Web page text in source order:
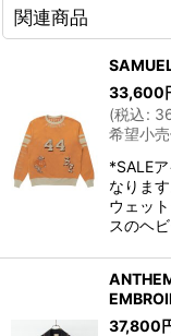
関連商品
33,600
(税込:
希望小
*SALE
なりま
ウェッ
スのヘ
37,800